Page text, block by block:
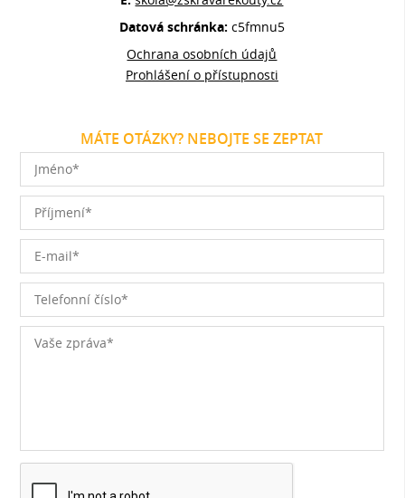
Datová schránka: c5fmnu5
Ochrana osobních údajů
Prohlášení o přístupnosti
MÁTE OTÁZKY? NEBOJTE SE ZEPTAT